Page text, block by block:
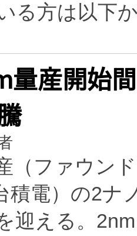
る方は以下
量産開始
（ファウン
積電）の2ナ
迎える。